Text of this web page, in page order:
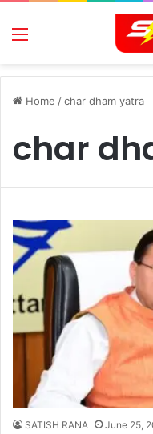
Menu
Home /char dham yatra
char
SATISH RANA June 25,